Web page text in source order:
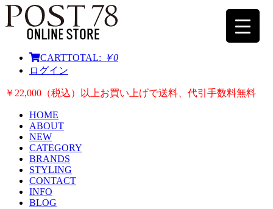
CARTTOTAL: ￥0
ログイン
￥22,000（税込）以上お買い上げで送料、代引手数料無料
HOME
ABOUT
NEW
CATEGORY
BRANDS
STYLING
CONTACT
INFO
BLOG